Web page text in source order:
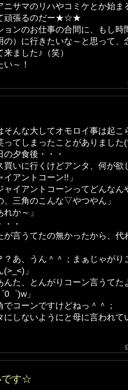
ニサマのリハやコミケとか始ま
頑張るのだー★☆★
ョンのお仕事の合間に、もし時
の）に行きたいな～と思って、
来ました♪（笑）
い～！
そんな大してオモロイ事は起こ
ってしまったことがありました
の夕食後・・・
買いに行くけどアンタ、何が欲
イアントコーン!!」
ャイアントコーンってどんなん
、三角のこんな▽やつやん」
か～」
・・
が言うてたの無かったから、代
？あ、うん＾＾；まぁじゃがり
」
んた、とんがりコーン言うてた
゜)w」
でコーンですけどねっ＾＾；
にしないようにと母に言われ
です☆